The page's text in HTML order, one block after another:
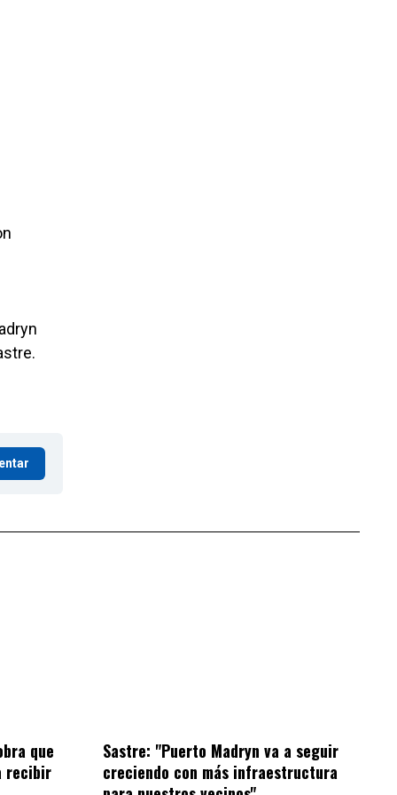
que
recibir
Sastre: "Puerto Madryn va a seguir
creciendo con más infraestructura